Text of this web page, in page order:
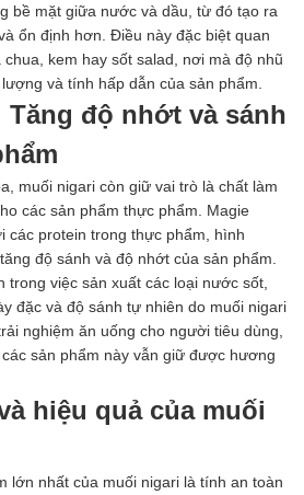
bề mặt giữa nước và dầu, từ đó tạo ra
ổn định hơn. Điều này đặc biệt quan
kem hay sốt salad, nơi mà độ nhũ
và tính hấp dẫn của sản phẩm.
Tăng độ nhớt và sánh
muối nigari còn giữ vai trò là chất làm
các sản phẩm thực phẩm. Magie
các protein trong thực phẩm, hình
độ sánh và độ nhớt của sản phẩm.
việc sản xuất các loại nước sốt,
đặc và độ sánh tự nhiên do muối nigari
nghiệm ăn uống cho người tiêu dùng,
sản phẩm này vẫn giữ được hương
hiệu quả của muối
lớn nhất của muối nigari là tính an toàn